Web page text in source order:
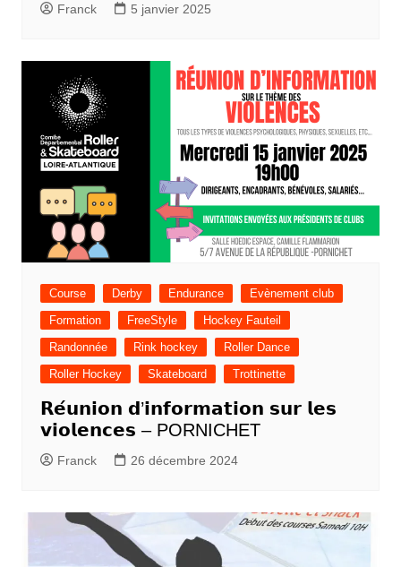
Franck 5 janvier 2025
Course Derby Endurance
Evènement club
Formation
FreeStyle
Hockey Fauteil
Randonnée
Rink hockey
Roller Dance
Roller Hockey
Skateboard Trottinette
𝗥𝗲́𝘂𝗻𝗶𝗼𝗻 𝗱’𝗶𝗻𝗳𝗼𝗿𝗺𝗮𝘁𝗶𝗼𝗻 𝘀𝘂𝗿 𝗹𝗲𝘀
𝘃𝗶𝗼𝗹𝗲𝗻𝗰𝗲𝘀 – PORNICHET
Franck 26 décembre 2024